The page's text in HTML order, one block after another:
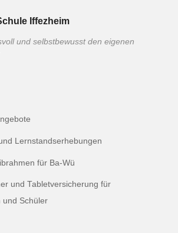
Iffezheim
und selbstbewusst den eigenen
Lernstandserhebungen
für Ba-Wü
und Tabletversicherung für
und Schüler